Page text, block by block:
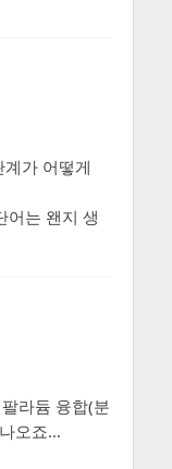
가 어떻게
어는 왠지 생
라듐 융합(분
오죠…